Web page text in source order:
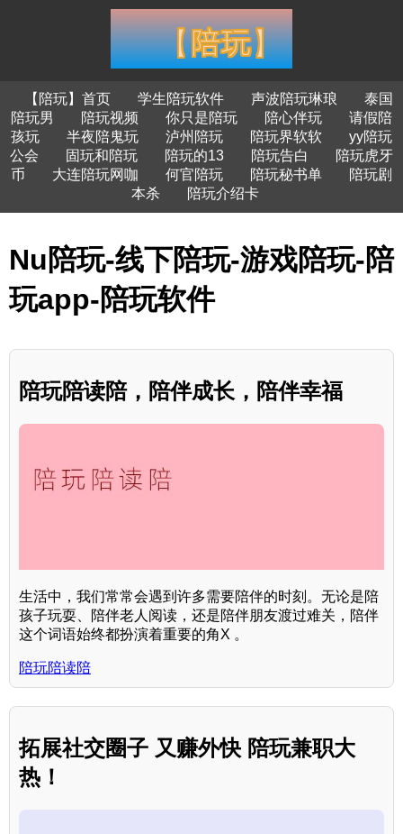
【陪玩】首页 学生陪玩软件 声波陪玩琳琅
泰国
陪玩男
陪玩视频 你只是陪玩 陪心伴玩
请假陪
孩玩
半夜陪鬼玩 泸州陪玩 陪玩界软软
yy陪玩
公会
固玩和陪玩 陪玩的13 陪玩告白
陪玩虎牙
币
大连陪玩网咖 何官陪玩 陪玩秘书单
陪玩剧
本杀
陪玩介绍卡
Nu陪玩-线下陪玩-游戏陪玩-陪
玩app-陪玩软件
陪玩陪读陪，陪伴成长，陪伴幸福
生活中，我们常常会遇到许多需要陪伴的时刻。无论是陪
孩子玩耍、陪伴老人阅读，还是陪伴朋友渡过难关，陪伴
这个词语始终都扮演着重要的角X 。
陪玩陪读陪
拓展社交圈子 又赚外快 陪玩兼职大
热！